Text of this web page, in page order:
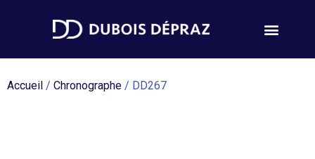
Accueil / Chronographe / DD267